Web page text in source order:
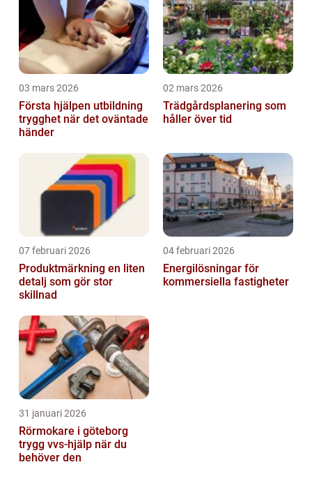
03 mars 2026
Första hjälpen utbildning
trygghet när det oväntade
händer
02 mars 2026
Trädgårdsplanering som
håller över tid
07 februari 2026
Produktmärkning en liten
detalj som gör stor
skillnad
04 februari 2026
Energilösningar för
kommersiella fastigheter
31 januari 2026
Rörmokare i göteborg
trygg vvs-hjälp när du
behöver den